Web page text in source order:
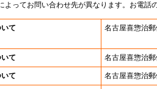
よってお問い合わせ先が異なります。お電話
て 名古屋喜惣治
て 名古屋喜惣治
て 名古屋喜惣治